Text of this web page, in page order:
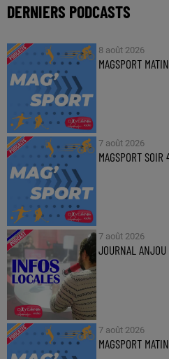
DERNIERS PODCASTS
8 août 2026
MAGSPORT
7 août 2026
MAGSPORT
7 août 2026
JOURNAL
7 août 2026
MAGSPORT